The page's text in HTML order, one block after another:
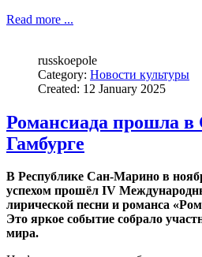
Read more ...
russkoepole
Category: Новости культуры
Created: 12 January 2025
Романсиада прошла
Гамбурге
В Республике Сан-Марино в
успехом прошёл IV
лирической песни и романса
Это яркое событие собрало
мира.